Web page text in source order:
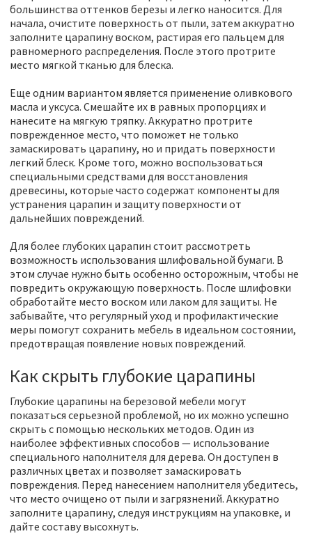
большинства оттенков березы и легко наносится. Для
начала, очистите поверхность от пыли, затем аккуратно
заполните царапину воском, растирая его пальцем для
равномерного распределения. После этого протрите
место мягкой тканью для блеска.
Еще одним вариантом является применение оливкового
масла и уксуса. Смешайте их в равных пропорциях и
нанесите на мягкую тряпку. Аккуратно протрите
поврежденное место, что поможет не только
замаскировать царапину, но и придать поверхности
легкий блеск. Кроме того, можно воспользоваться
специальными средствами для восстановления
древесины, которые часто содержат компоненты для
устранения царапин и защиту поверхности от
дальнейших повреждений.
Для более глубоких царапин стоит рассмотреть
возможность использования шлифовальной бумаги. В
этом случае нужно быть особенно осторожным, чтобы не
повредить окружающую поверхность. После шлифовки
обработайте место воском или лаком для защиты. Не
забывайте, что регулярный уход и профилактические
меры помогут сохранить мебель в идеальном состоянии,
предотвращая появление новых повреждений.
Как скрыть глубокие царапины
Глубокие царапины на березовой мебели могут
показаться серьезной проблемой, но их можно успешно
скрыть с помощью нескольких методов. Один из
наиболее эффективных способов — использование
специального наполнителя для дерева. Он доступен в
различных цветах и позволяет замаскировать
повреждения. Перед нанесением наполнителя убедитесь,
что место очищено от пыли и загрязнений. Аккуратно
заполните царапину, следуя инструкциям на упаковке, и
дайте составу высохнуть.